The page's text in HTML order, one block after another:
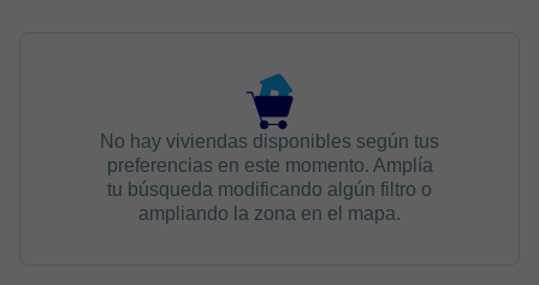
No hay viviendas disponibles según tus
preferencias en este momento. Amplía
tu búsqueda modificando algún filtro o
ampliando la zona en el mapa.